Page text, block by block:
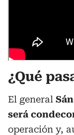
¿Qué
El general
será
operación y,